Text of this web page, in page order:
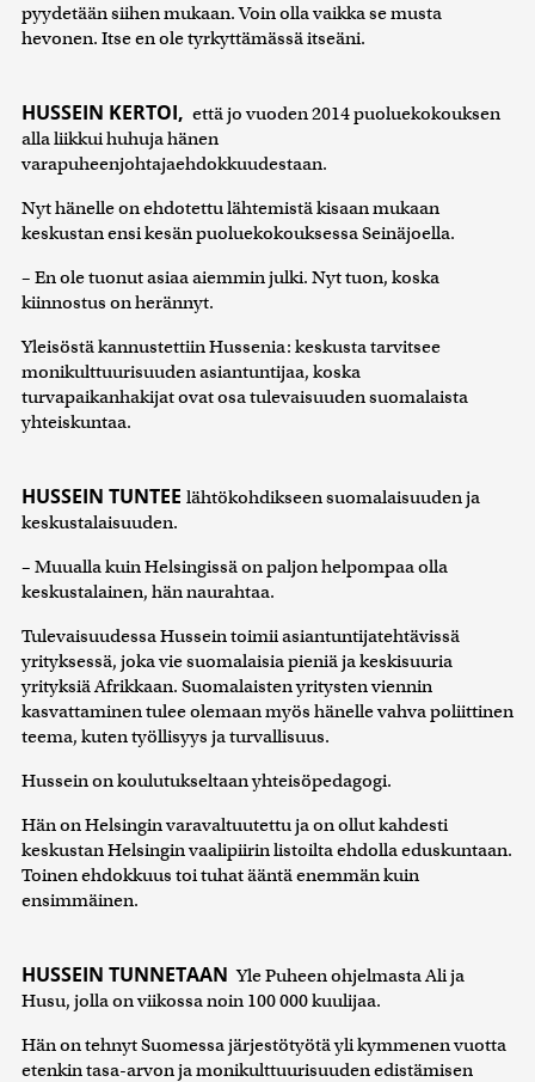
pyydetään siihen mukaan. Voin olla vaikka se musta
hevonen. Itse en ole tyrkyttämässä itseäni.
HUSSEIN KERTOI, että jo vuoden 2014 puoluekokouksen
alla liikkui huhuja hänen
varapuheenjohtajaehdokkuudestaan.
Nyt hänelle on ehdotettu lähtemistä kisaan mukaan
keskustan ensi kesän puoluekokouksessa Seinäjoella.
– En ole tuonut asiaa aiemmin julki. Nyt tuon, koska
kiinnostus on herännyt.
Yleisöstä kannustettiin Hussenia: keskusta tarvitsee
monikulttuurisuuden asiantuntijaa, koska
turvapaikanhakijat ovat osa tulevaisuuden suomalaista
yhteiskuntaa.
HUSSEIN TUNTEE lähtökohdikseen suomalaisuuden ja
keskustalaisuuden.
– Muualla kuin Helsingissä on paljon helpompaa olla
keskustalainen, hän naurahtaa.
Tulevaisuudessa Hussein toimii asiantuntijatehtävissä
yrityksessä, joka vie suomalaisia pieniä ja keskisuuria
yrityksiä Afrikkaan. Suomalaisten yritysten viennin
kasvattaminen tulee olemaan myös hänelle vahva poliittinen
teema, kuten työllisyys ja turvallisuus.
Hussein on koulutukseltaan yhteisöpedagogi.
Hän on Helsingin varavaltuutettu ja on ollut kahdesti
keskustan Helsingin vaalipiirin listoilta ehdolla eduskuntaan.
Toinen ehdokkuus toi tuhat ääntä enemmän kuin
ensimmäinen.
HUSSEIN TUNNETAAN Yle Puheen ohjelmasta Ali ja
Husu, jolla on viikossa noin 100 000 kuulijaa.
Hän on tehnyt Suomessa järjestötyötä yli kymmenen vuotta
etenkin tasa-arvon ja monikulttuurisuuden edistämisen